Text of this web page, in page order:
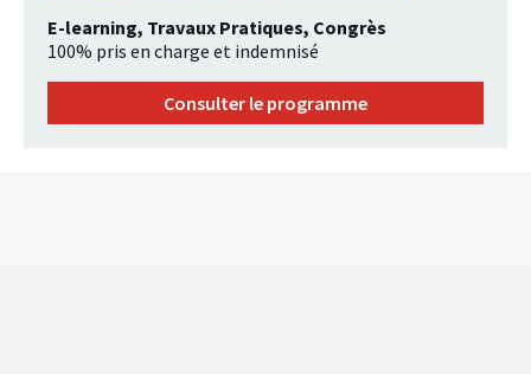
E-learning, Travaux Pratiques, Congrès
100% pris en charge et indemnisé
Consulter le programme